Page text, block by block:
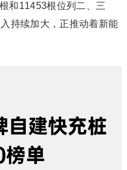
和11453根位列二、三
持续加大，正推动着新能